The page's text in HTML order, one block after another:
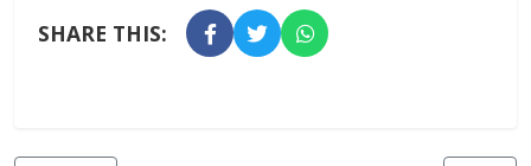
SHARE THIS: